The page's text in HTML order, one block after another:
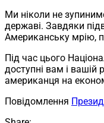
Ми ніколи не
державі. Завдяки
Американську мрію,
Під час цього
доступні вам і вашій
американця на
Повідомлення